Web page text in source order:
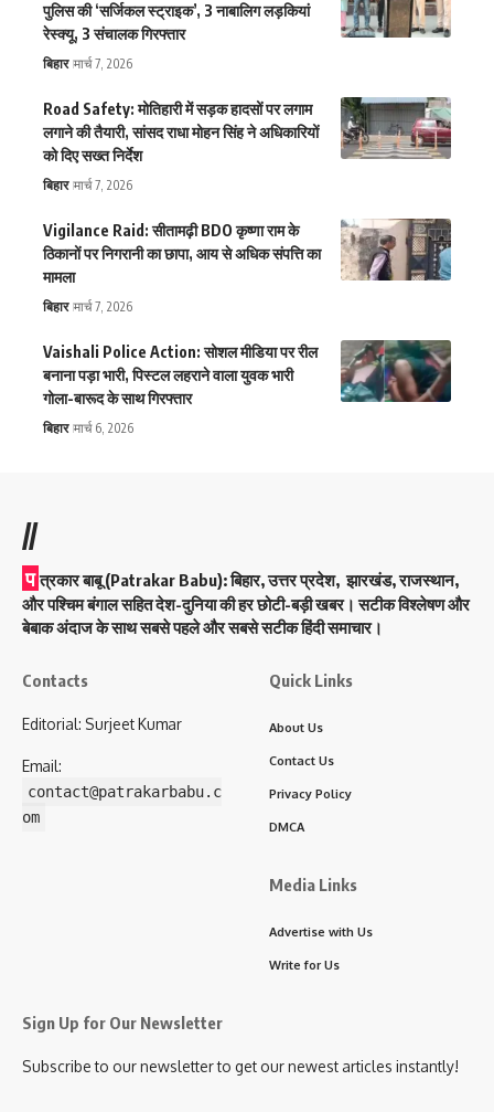
पुलिस की ‘सर्जिकल स्ट्राइक’, 3 नाबालिग लड़कियां
रेस्क्यू, 3 संचालक गिरफ्तार
बिहार मार्च 7, 2026
Road Safety: मोतिहारी में सड़क हादसों पर लगाम
लगाने की तैयारी, सांसद राधा मोहन सिंह ने अधिकारियों
को दिए सख्त निर्देश
बिहार मार्च 7, 2026
Vigilance Raid: सीतामढ़ी BDO कृष्णा राम के
ठिकानों पर निगरानी का छापा, आय से अधिक संपत्ति का
मामला
बिहार मार्च 7, 2026
Vaishali Police Action: सोशल मीडिया पर रील
बनाना पड़ा भारी, पिस्टल लहराने वाला युवक भारी
गोला-बारूद के साथ गिरफ्तार
बिहार मार्च 6, 2026
//
प त्रकार बाबू (Patrakar Babu):बिहार, उत्तर प्रदेश, झारखंड, राजस्थान,
और पश्चिम बंगाल सहित देश-दुनिया की हर छोटी-बड़ी खबर। सटीक विश्लेषण और
बेबाक अंदाज के साथ सबसे पहले और सबसे सटीक हिंदी समाचार।
Contacts
Editorial: Surjeet Kumar
Email:
contact@patrakarbabu.c
om
Quick Links
About Us
Contact Us
Privacy Policy
DMCA
Media Links
Advertise with Us
Write for Us
Sign Up for Our Newsletter
Subscribe to our newsletter to get our newest articles instantly!